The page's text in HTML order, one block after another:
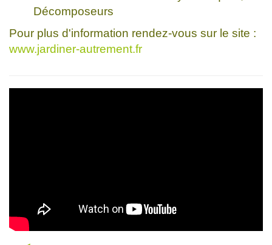
Décomposeurs
Pour plus d'information rendez-vous sur le site :
www.jardiner-autrement.fr